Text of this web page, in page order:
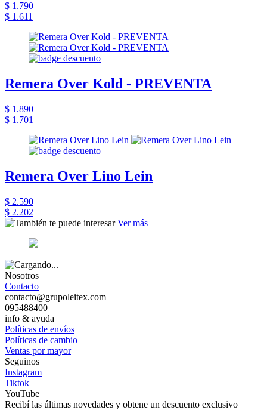
$ 1.790
$ 1.611
Remera Over Kold - PREVENTA
$ 1.890
$ 1.701
Remera Over Lino Lein
$ 2.590
$ 2.202
Ver más
Nosotros
Contacto
contacto@grupoleitex.com
095488400
info & ayuda
Políticas de envíos
Políticas de cambio
Ventas por mayor
Seguinos
Instagram
Tiktok
YouTube
Recibí las últimas novedades y obtene un descuento exclusivo